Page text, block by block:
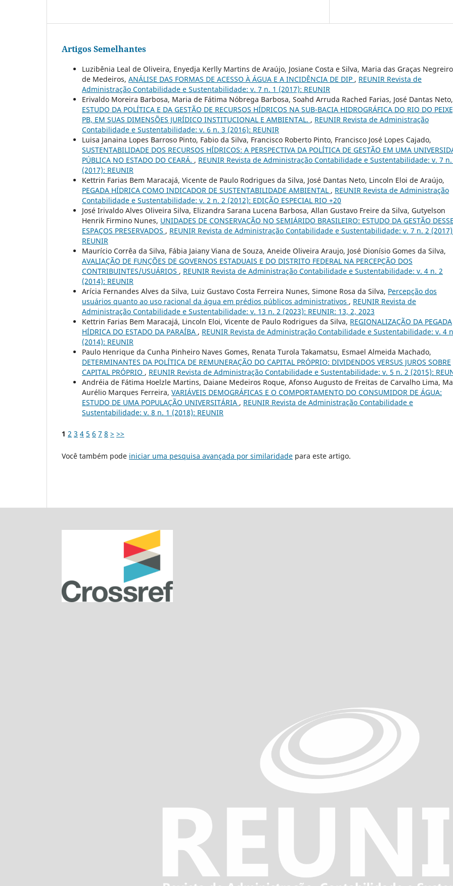
Artigos Semelhantes
Luzibênia Leal de Oliveira, Enyedja Kerlly Martins de Araújo, Josiane Costa e Silva, Maria das Graças
de Medeiros, ANÁLISE DAS FORMAS DE ACESSO À ÁGUA E A INCIDÊNCIA DE DIP , REUNIR Revista de
Administração Contabilidade e Sustentabilidade: v. 7 n. 1 (2017): REUNIR
Erivaldo Moreira Barbosa, Maria de Fátima Nóbrega Barbosa, Soahd Arruda Rached Farias, José Dantas Neto,
ESTUDO DA POLÍTICA E DA GESTÃO DE RECURSOS HÍDRICOS NA SUB-BACIA HIDROGRÁFICA DO RIO DO
PB, EM SUAS DIMENSÕES JURÍDICO INSTITUCIONAL E AMBIENTAL. , REUNIR Revista de Administração
Contabilidade e Sustentabilidade: v. 6 n. 3 (2016): REUNIR
Luisa Janaina Lopes Barroso Pinto, Fabio da Silva, Francisco Roberto Pinto, Francisco José Lopes Cajado,
SUSTENTABILIDADE DOS RECURSOS HÍDRICOS: A PERSPECTIVA DA POLÍTICA DE GESTÃO EM UMA
PÚBLICA NO ESTADO DO CEARÁ. , REUNIR Revista de Administração Contabilidade e Sustentabilidade: v. 7 n.
(2017): REUNIR
Kettrin Farias Bem Maracajá, Vicente de Paulo Rodrigues da Silva, José Dantas Neto, Lincoln Eloi de Araújo,
PEGADA HÍDRICA COMO INDICADOR DE SUSTENTABILIDADE AMBIENTAL , REUNIR Revista de Administração
Contabilidade e Sustentabilidade: v. 2 n. 2 (2012): EDIÇÃO ESPECIAL RIO +20
José Irivaldo Alves Oliveira Silva, Elizandra Sarana Lucena Barbosa, Allan Gustavo Freire da Silva, Gutyelson
Henrik Firmino Nunes, UNIDADES DE CONSERVAÇÃO NO SEMIÁRIDO BRASILEIRO: ESTUDO DA GESTÃO
ESPAÇOS PRESERVADOS , REUNIR Revista de Administração Contabilidade e Sustentabilidade: v. 7 n. 2
REUNIR
Maurício Corrêa da Silva, Fábia Jaiany Viana de Souza, Aneide Oliveira Araujo, José Dionísio Gomes da Silva,
AVALIAÇÃO DE FUNÇÕES DE GOVERNOS ESTADUAIS E DO DISTRITO FEDERAL NA PERCEPÇÃO DOS
CONTRIBUINTES/USUÁRIOS , REUNIR Revista de Administração Contabilidade e Sustentabilidade: v. 4 n. 2
(2014): REUNIR
Arícia Fernandes Alves da Silva, Luiz Gustavo Costa Ferreira Nunes, Simone Rosa da Silva, Percepção dos
usuários quanto ao uso racional da água em prédios públicos administrativos , REUNIR Revista de
Administração Contabilidade e Sustentabilidade: v. 13 n. 2 (2023): REUNIR: 13, 2, 2023
Kettrin Farias Bem Maracajá, Lincoln Eloi, Vicente de Paulo Rodrigues da Silva, REGIONALIZAÇÃO DA PEGADA
HÍDRICA DO ESTADO DA PARAÍBA , REUNIR Revista de Administração Contabilidade e Sustentabilidade: v. 4
(2014): REUNIR
Paulo Henrique da Cunha Pinheiro Naves Gomes, Renata Turola Takamatsu, Esmael Almeida Machado,
DETERMINANTES DA POLÍTICA DE REMUNERAÇÃO DO CAPITAL PRÓPRIO: DIVIDENDOS VERSUS JUROS SOBRE
CAPITAL PRÓPRIO , REUNIR Revista de Administração Contabilidade e Sustentabilidade: v. 5 n. 2 (2015):
Andréia de Fátima Hoelzle Martins, Daiane Medeiros Roque, Afonso Augusto de Freitas de Carvalho Lima,
Aurélio Marques Ferreira, VARIÁVEIS DEMOGRÁFICAS E O COMPORTAMENTO DO CONSUMIDOR DE ÁGUA:
ESTUDO DE UMA POPULAÇÃO UNIVERSITÁRIA , REUNIR Revista de Administração Contabilidade e
Sustentabilidade: v. 8 n. 1 (2018): REUNIR
1 2 3 4 5 6 7 8 > >>
Você também pode iniciar uma pesquisa avançada por similaridade para este artigo.